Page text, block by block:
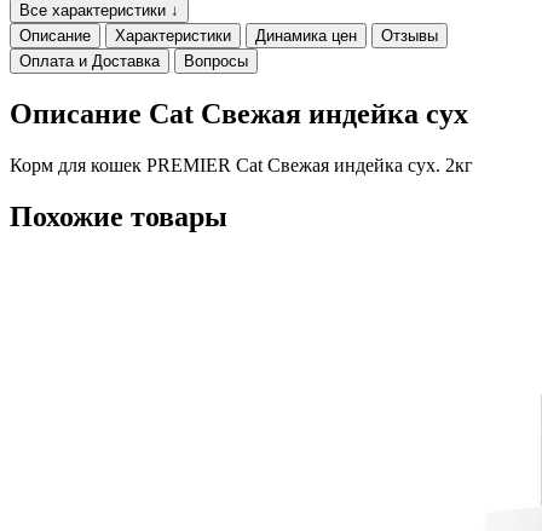
Все характеристики ↓
Описание
Характеристики Динамика цен
Отзывы
Оплата и Доставка
Вопросы
Описание Cat Свежая индейка сух
Корм для кошек PREMIER Cat Свежая индейка сух. 2кг
Похожие товары